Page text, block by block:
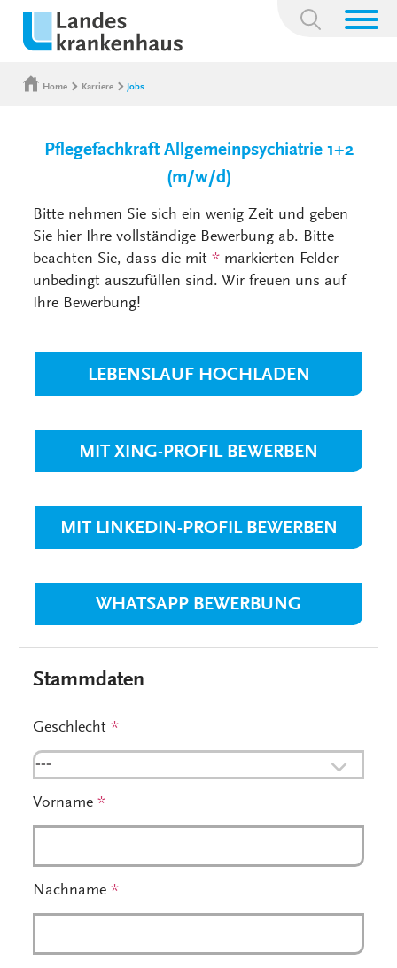
Suchbegriff:
Home Karriere Jobs
Pflegefachkraft Allgemeinpsychiatrie 1+2
(m/w/d)
Bitte nehmen Sie sich ein wenig Zeit und geben
Sie hier Ihre vollständige Bewerbung ab. Bitte
beachten Sie, dass die mit* markierten Felder
unbedingt auszufüllen sind. Wir freuen uns auf
Ihre Bewerbung!
LEBENSLAUF HOCHLADEN
MIT XING-PROFIL BEWERBEN
MIT LINKEDIN-PROFIL BEWERBEN
WHATSAPP BEWERBUNG
Stammdaten
Geschlecht*
---
Vorname*
Nachname*